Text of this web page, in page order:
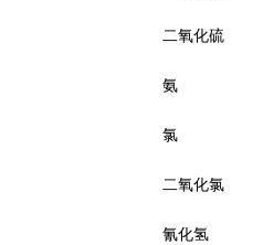
二氧化硫
氨
氯
二氧化氯
氰化氢